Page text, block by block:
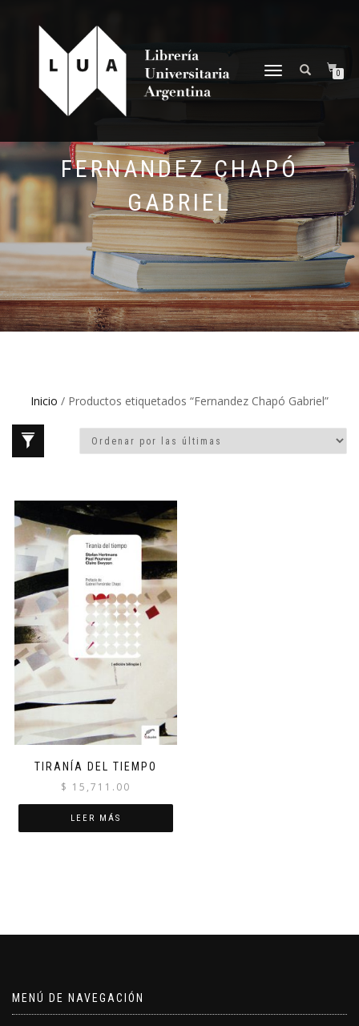
NAVEGACIÓN
0
FERNANDEZ CHAPÓ
GABRIEL
Inicio / Productos etiquetados “Fernandez Chapó Gabriel”
TIRANÍA DEL TIEMPO
$ 15,711.00
LEER MÁS
MENÚ DE NAVEGACIÓN